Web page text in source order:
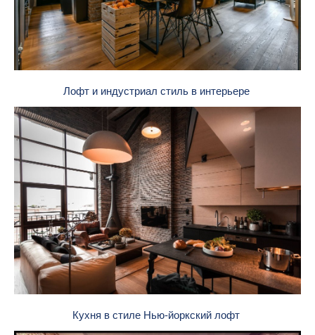
Лофт и индустриал стиль в интерьере
Кухня в стиле Нью-йоркский лофт